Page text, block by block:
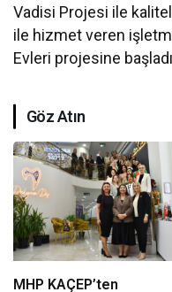
Vadisi Projesi ile
ile hizmet veren
Evleri projesine
Göz Atın
MHP KAÇEP’ten